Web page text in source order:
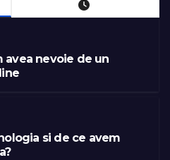
avea nevoie de un
si de ce avem